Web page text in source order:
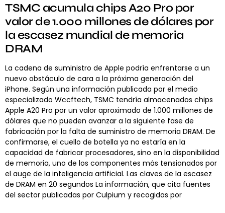
TSMC acumula chips A20 Pro por
valor de 1.000 millones de dólares por
la escasez mundial de memoria
DRAM
La cadena de suministro de Apple podría enfrentarse a un
nuevo obstáculo de cara a la próxima generación del
iPhone. Según una información publicada por el medio
especializado Wccftech, TSMC tendría almacenados chips
Apple A20 Pro por un valor aproximado de 1.000 millones de
dólares que no pueden avanzar a la siguiente fase de
fabricación por la falta de suministro de memoria DRAM. De
confirmarse, el cuello de botella ya no estaría en la
capacidad de fabricar procesadores, sino en la disponibilidad
de memoria, uno de los componentes más tensionados por
el auge de la inteligencia artificial. Las claves de la escasez
de DRAM en 20 segundos La información, que cita fuentes
del sector publicadas por Culpium y recogidas por